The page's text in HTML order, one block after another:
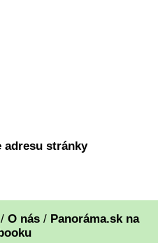
adresu stránky
O nás/ Panoráma.sk na